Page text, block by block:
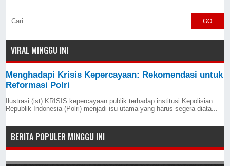
GO
VIRAL MINGGU INI
Menghadapi Krisis Kepercayaan: Rekomendasi untuk
Reformasi Polri
Ilustrasi (ist) KRISIS kepercayaan publik terhadap institusi Kepolisian
Republik Indonesia (Polri) menjadi isu utama yang harus segera diata...
BERITA POPULER MINGGU INI